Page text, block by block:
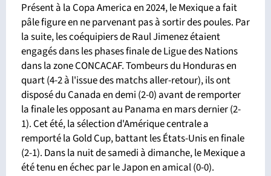
Présent à la Copa America en 2024, le Mexique a fait
pâle figure en ne parvenant pas à sortir des poules. Par
la suite, les coéquipiers de Raul Jimenez étaient
engagés dans les phases finale de Ligue des Nations
dans la zone CONCACAF. Tombeurs du Honduras en
quart (4-2 à l'issue des matchs aller-retour), ils ont
disposé du Canada en demi (2-0) avant de remporter
la finale les opposant au Panama en mars dernier (2-
1). Cet été, la sélection d'Amérique centrale a
remporté la Gold Cup, battant les États-Unis en finale
(2-1). Dans la nuit de samedi à dimanche, le Mexique a
été tenu en échec par le Japon en amical (0-0).